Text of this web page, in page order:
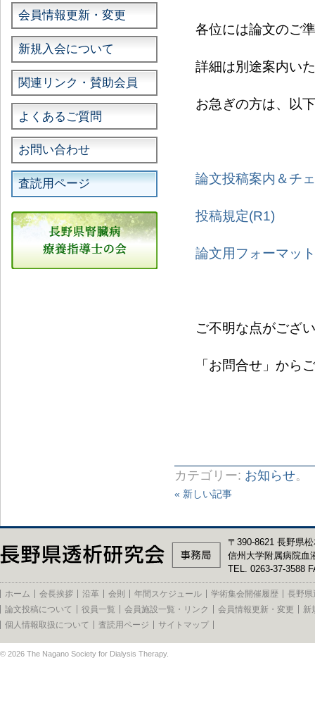
各位には論文のご
詳細は別途案内い
お急ぎの方は、以
論文投稿案内＆チ
投稿規定(R1)
論文用フォーマット
ご不明な点がござ
「お問合せ」から
カテゴリー: お知らせ。
« 新しい記事
会員情報更新・変更
新規入会について
関連リンク・賛助会員
よくあるご質問
お問い合わせ
査読用ページ
〒390-8621 長野県
信州大学附属病院血
TEL. 0263-37-3588
ホーム 会長挨拶 沿革 会則 年間スケジュール 学術集会開催履歴
長野県
論文投稿について
役員一覧 会員施設一覧・リンク 会員情報更新・変更
新
個人情報取扱について
査読用ページ サイトマップ
© 2026 The Nagano Society for Dialysis Therapy.